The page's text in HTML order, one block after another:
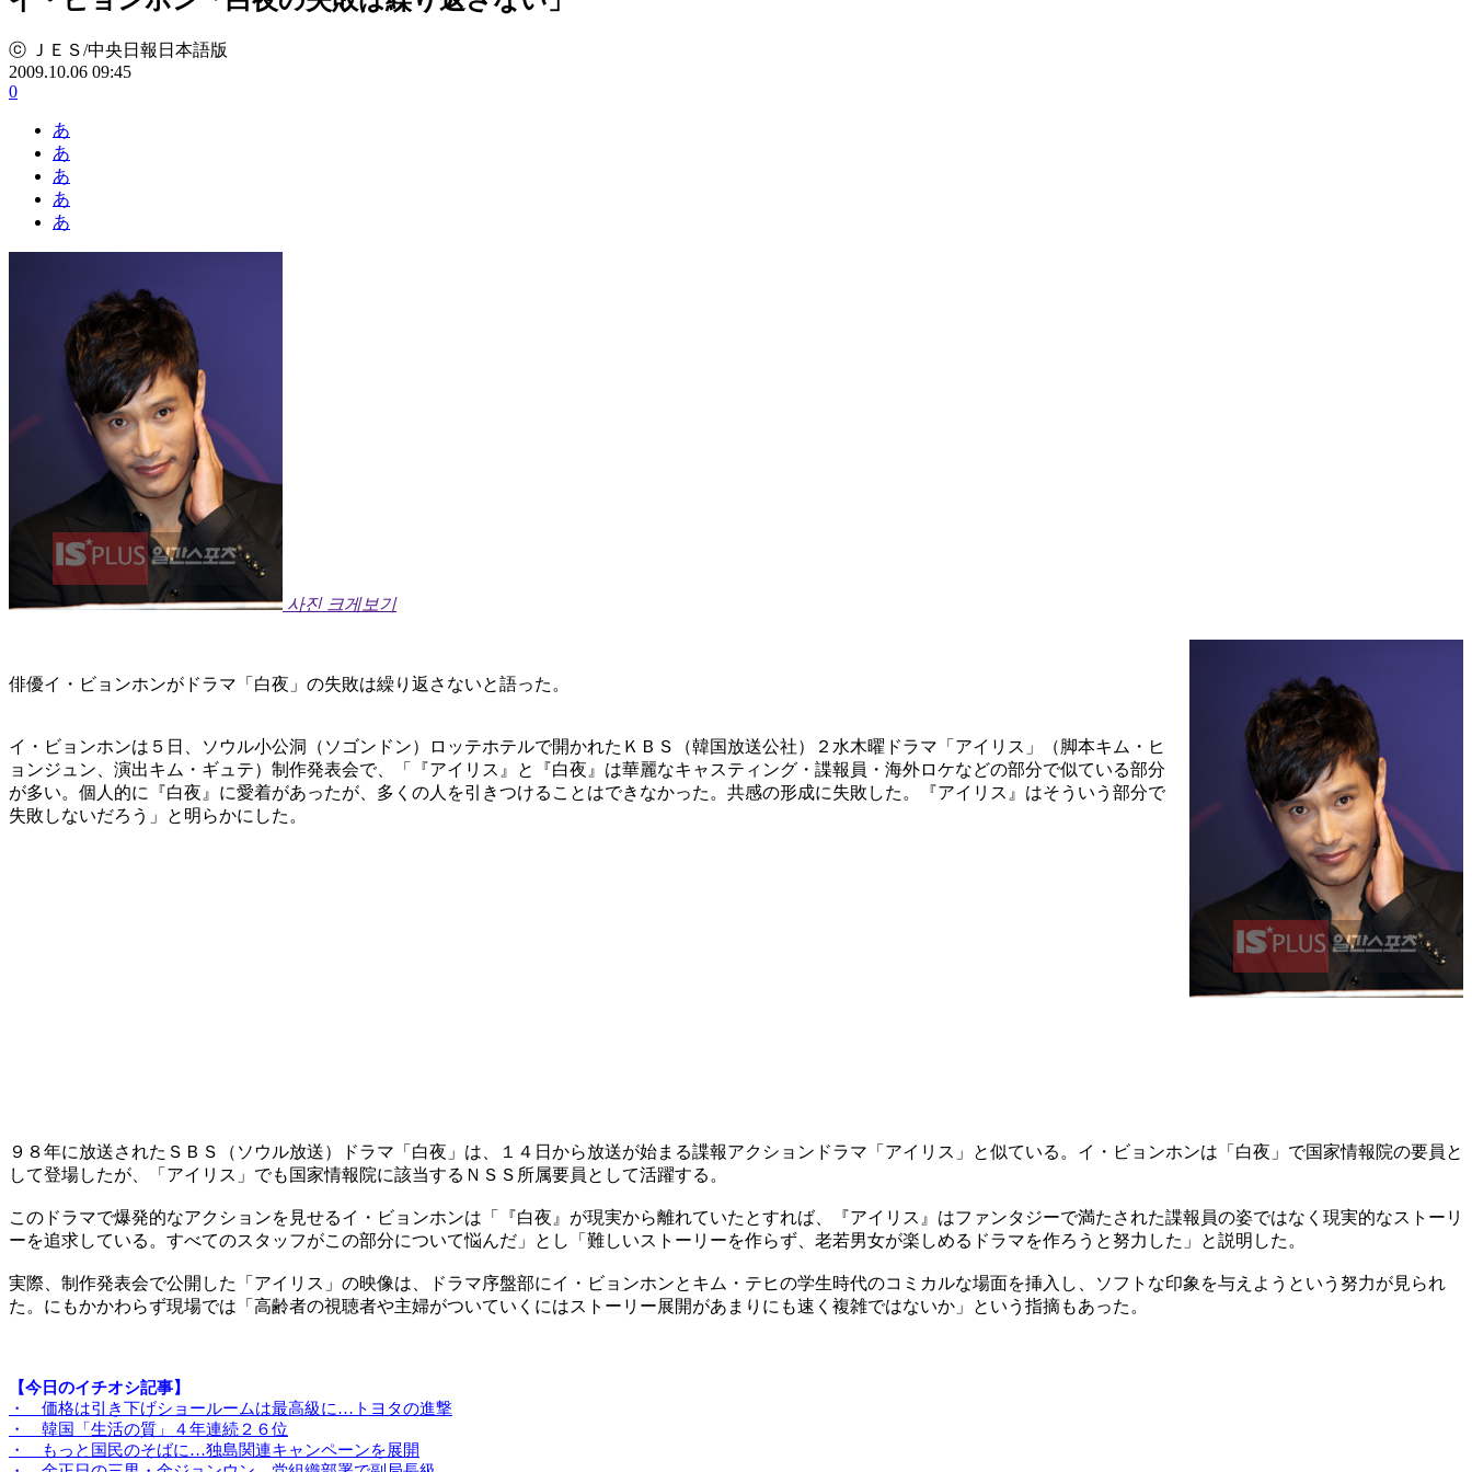
ⓒ ＪＥＳ/中央日報日本語版
2009.10.06 09:45
0
あ
あ
あ
あ
あ
사진 크게보기
俳優イ・ビョンホンがドラマ「白夜」の失敗は繰り返さないと語った。
イ・ビョンホンは５日、ソウル小公洞（ソゴンドン）ロッテホテルで開かれたＫＢＳ（韓国放送公社）２水木曜ドラマ「アイリス」（脚本キム・ヒ
ョンジュン、演出キム・ギュテ）制作発表会で、「『アイリス』と『白夜』は華麗なキャスティング・諜報員・海外ロケなどの部分で似ている部分
が多い。個人的に『白夜』に愛着があったが、多くの人を引きつけることはできなかった。共感の形成に失敗した。『アイリス』はそういう部分で
失敗しないだろう」と明らかにした。
９８年に放送されたＳＢＳ（ソウル放送）ドラマ「白夜」は、１４日から放送が始まる諜報アクションドラマ「アイリス」と似ている。イ・ビョンホンは「白夜」で国家情報院の要員と
して登場したが、「アイリス」でも国家情報院に該当するＮＳＳ所属要員として活躍する。
このドラマで爆発的なアクションを見せるイ・ビョンホンは「『白夜』が現実から離れていたとすれば、『アイリス』はファンタジーで満たされた諜報員の姿ではなく現実的なストーリ
ーを追求している。すべてのスタッフがこの部分について悩んだ」とし「難しいストーリーを作らず、老若男女が楽しめるドラマを作ろうと努力した」と説明した。
実際、制作発表会で公開した「アイリス」の映像は、ドラマ序盤部にイ・ビョンホンとキム・テヒの学生時代のコミカルな場面を挿入し、ソフトな印象を与えようという努力が見られ
た。にもかかわらず現場では「高齢者の視聴者や主婦がついていくにはストーリー展開があまりにも速く複雑ではないか」という指摘もあった。
【今日のイチオシ記事】
・ 価格は引き下げショールームは最高級に…トヨタの進撃
・ 韓国「生活の質」４年連続２６位
・ もっと国民のそばに…独島関連キャンペーンを展開